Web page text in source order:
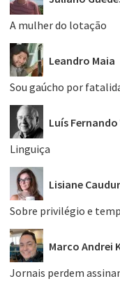
A mulher do lotação
Leandro Maia
Sou gaúcho por
Luís
Linguiça
Lisiane
Sobre privilégio e
Marco Andrei
Jornais perdem